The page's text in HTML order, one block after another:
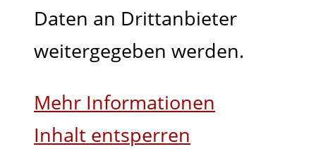
Daten an Drittanbieter
weitergegeben werden.
Mehr Informationen
Inhalt entsperren